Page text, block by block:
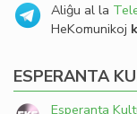
Aliĝu al la
HeKomunikoj
ESPERANTA
Esperanta